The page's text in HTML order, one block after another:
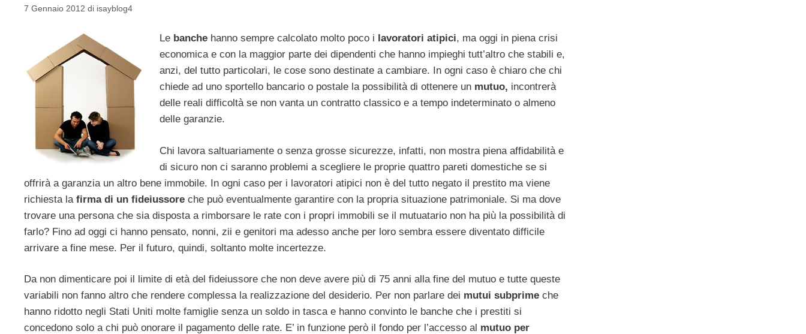
7 Gennaio 2012 di isayblog4
Le banchehanno sempre calcolato molto poco i lavoratori atipici, ma oggi in piena crisi
economica e con la maggior parte dei dipendenti che hanno impieghi tutt’altro che stabili e,
anzi, del tutto particolari, le cose sono destinate a cambiare. In ogni caso è chiaro che chi
chiede ad uno sportello bancario o postale la possibilità di ottenere un mutuo, incontrerà
delle reali difficoltà se non vanta un contratto classico e a tempo indeterminato o almeno
delle garanzie.
Chi lavora saltuariamente o senza grosse sicurezze, infatti, non mostra piena affidabilità e
di sicuro non ci saranno problemi a scegliere le proprie quattro pareti domestiche se si
offrirà a garanzia un altro bene immobile. In ogni caso per i lavoratori atipici non è del tutto negato il prestito ma viene
richiesta la firma di un fideiussore che può eventualmente garantire con la propria situazione patrimoniale. Si ma dove
trovare una persona che sia disposta a rimborsare le rate con i propri immobili se il mutuatario non ha più la possibilità di
farlo? Fino ad oggi ci hanno pensato, nonni, zii e genitori ma adesso anche per loro sembra essere diventato difficile
arrivare a fine mese. Per il futuro, quindi, soltanto molte incertezze.
Da non dimenticare poi il limite di età del fideiussore che non deve avere più di 75 anni alla fine del mutuo e tutte queste
variabili non fanno altro che rendere complessa la realizzazione del desiderio. Per non parlare dei mutui subprime che
hanno ridotto negli Stati Uniti molte famiglie senza un soldo in tasca e hanno convinto le banche che i prestiti si
concedono solo a chi può onorare il pagamento delle rate. E’ in funzione però il fondo per l’accesso al mutuo per